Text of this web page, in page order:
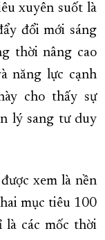
xuyên suốt là
đổi mới sáng
thời nâng cao
năng lực cạnh
cho thấy sự
lý sang tư duy
xem là nền
mục tiêu 100
là các mốc thời